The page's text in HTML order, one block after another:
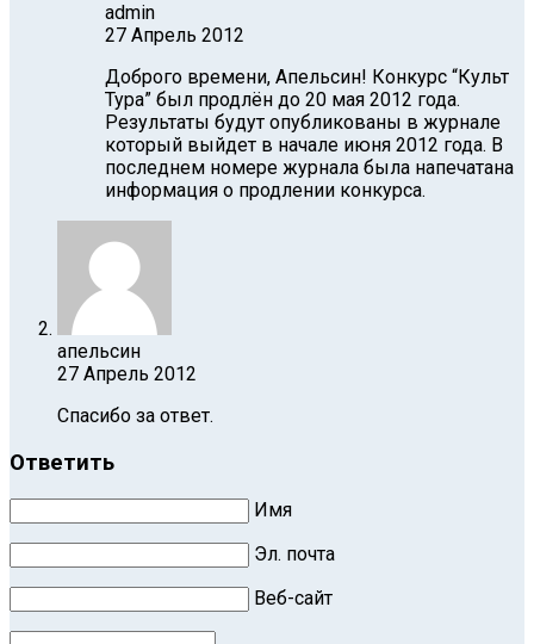
admin
27 Апрель 2012
Доброго времени, Апельсин! Конкурс “Культ
Тура” был продлён до 20 мая 2012 года.
Результаты будут опубликованы в журнале
который выйдет в начале июня 2012 года. В
последнем номере журнала была напечатана
информация о продлении конкурса.
апельсин
27 Апрель 2012
Спасибо за ответ.
Ответить
Имя
Эл. почта
Веб-сайт